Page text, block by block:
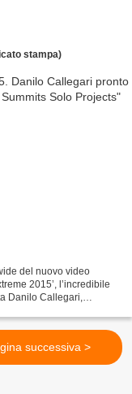
stampa)
del nuovo video
2015’, l’incredibile
Danilo Callegari,
successiva >